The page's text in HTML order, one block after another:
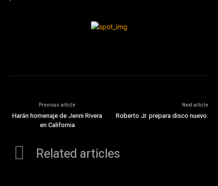
Previous article
Harán homenaje de Jenni Rivera
en California
Next article
Roberto Jr. prepara disco nuevo.
Related articles